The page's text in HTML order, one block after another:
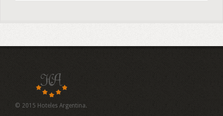
© 2015 Hoteles Argentina.